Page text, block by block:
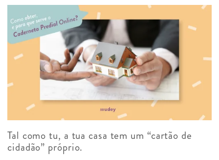
Tal como tu, a tua casa tem um “cartão de
cidadão” próprio.